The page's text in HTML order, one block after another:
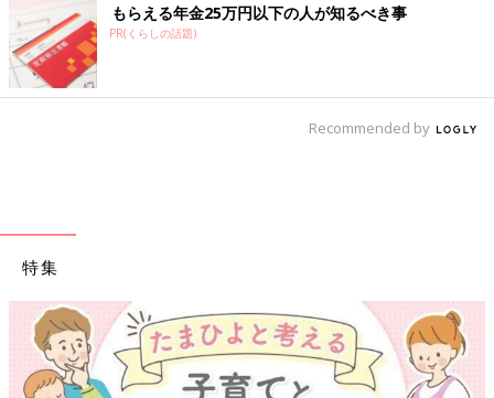
もらえる年金25万円以下の人が知るべき事
PR(くらしの話題)
Recommended by
特集
【ワクチン接種できるものも】妊婦の感染症対策、知ってお